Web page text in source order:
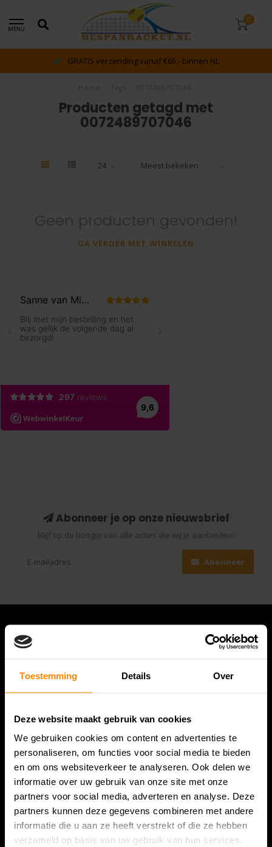
Toestemming Details Over
Deze website maakt gebruik van cookies
We gebruiken cookies om content en advertenties te
personaliseren, om functies voor social media te bieden
en om ons websiteverkeer te analyseren. Ook delen we
informatie over uw gebruik van onze site met onze
partners voor social media, adverteren en analyse. Deze
partners kunnen deze gegevens combineren met andere
informatie die u aan ze heeft verstrekt of die ze hebben
verzameld op basis van uw gebruik van hun services.
MENU
0
GRATIS verzending vanaf €65,- binnen NL
Producten getagd met
0072489707046
Geen producten gevonden!
GA VERDER MET WINKELEN
Abonneer je op onze nieuwsbrief
Blijf op de hoogte van alle acties die wij je aanbieden!
Abonneer
Bespanracket.nl is dé racketspecialist van Lelystad en
omstreken.
Snijdersstraat 6
8224 AA Lelystad
Nederland
06-57276080